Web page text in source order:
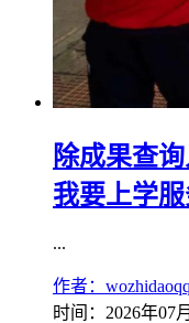
除成果查
我要上学
...
作者：wozhidaoqq
时间：2026年07